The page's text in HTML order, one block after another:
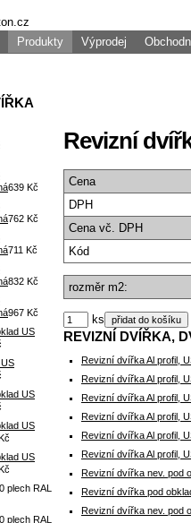
Produkty Výprodej
Revizní
Cena
DPH
Cenavč. DPH
Kód
rozměr m2:
ks
REVIZNÍ DVÍŘKA,
Revizní dvířka Al profil,
Revizní dvířka Al profil,
Revizní dvířka Al profil,
Revizní dvířka Al profil,
Revizní dvířka Al profil,
Revizní dvířka Al profil,
Revizní dvířka nev. pod
Revizní dvířka pod
Revizní dvířka nev. pod
639 Kč
762 Kč
711 Kč
832 Kč
967 Kč
US
US
US
US
plech RAL
plech RAL